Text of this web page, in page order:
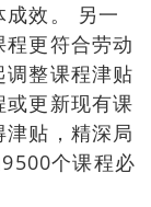
效。 另一
更符合劳动
整课程津贴
更新现有课
贴，精深局
个课程必